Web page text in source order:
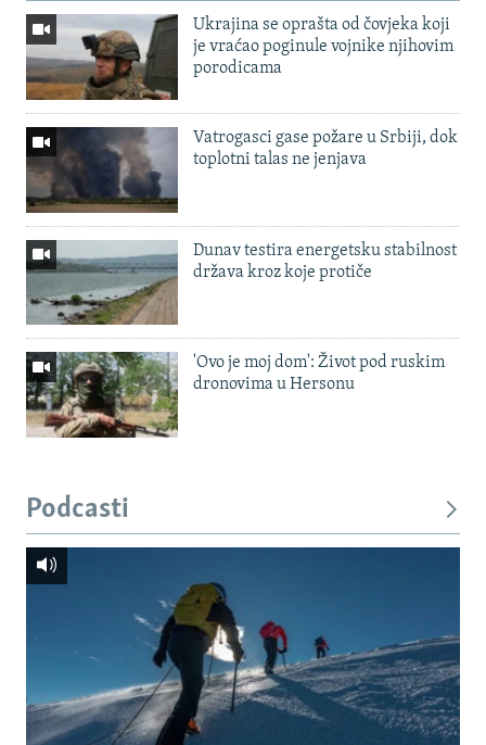
Ukrajina se oprašta od čovjeka koji
je vraćao poginule vojnike njihovim
porodicama
Vatrogasci gase požare u Srbiji, dok
toplotni talas ne jenjava
Dunav testira energetsku stabilnost
država kroz koje protiče
'Ovo je moj dom': Život pod ruskim
dronovima u Hersonu
Podcasti